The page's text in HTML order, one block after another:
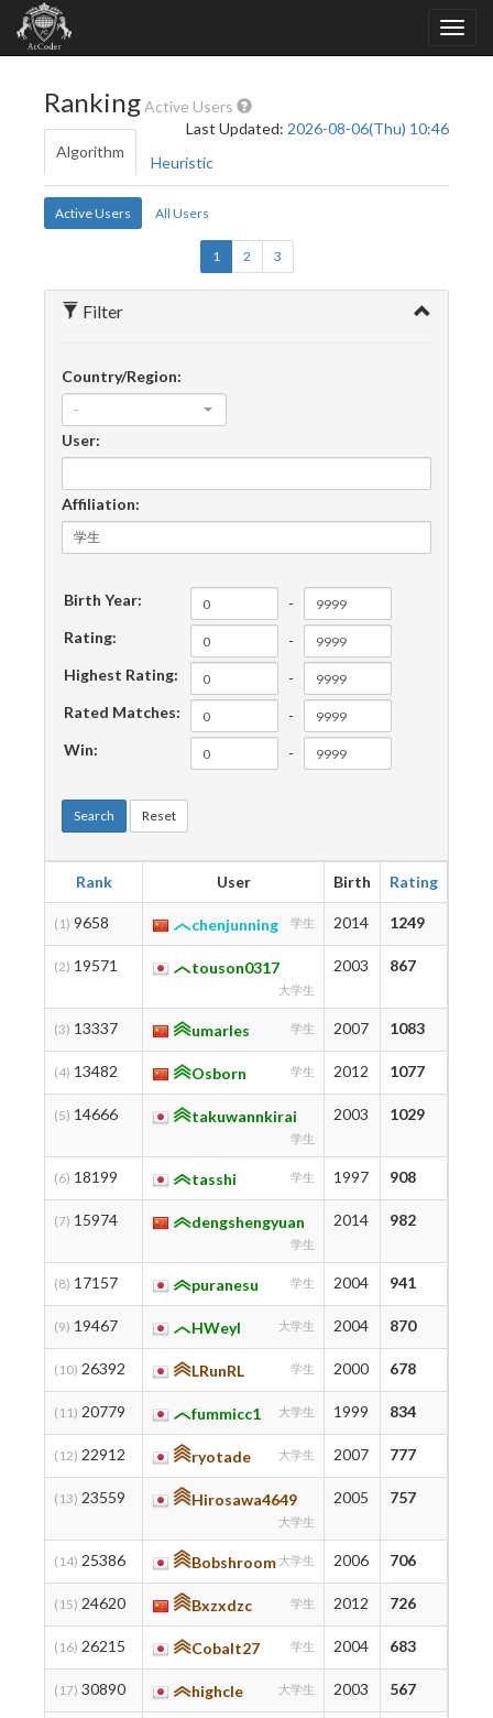
RankingActive Users
Last Updated: 2026-08-06(Thu) 10:46
Algorithm
Heuristic
Active Users All Users
1 2 3
Filter
Country/Region:
-
User:
Affiliation:
Birth Year:
-
Rating:
-
Highest Rating:
-
Rated Matches:
-
Win:
-
Search Reset
Rank User Birth Rating
(1) 9658 chenjunning 学生 2014 1249
(2) 19571 touson0317
大学生
2003 867
(3) 13337 umarles 学生 2007 1083
(4) 13482 Osborn 学生 2012 1077
(5) 14666 takuwannkirai
学生
2003 1029
(6) 18199 tasshi 学生 1997 908
(7) 15974 dengshengyuan
学生
2014 982
(8) 17157 puranesu 学生 2004 941
(9) 19467 HWeyl 大学生 2004 870
(10) 26392 LRunRL 学生 2000 678
(11) 20779 fummicc1 大学生 1999 834
(12) 22912 ryotade 大学生 2007 777
(13) 23559 Hirosawa4649
大学生
2005 757
(14) 25386 Bobshroom 大学生 2006 706
(15) 24620 Bxzxdzc 学生 2012 726
(16) 26215 Cobalt27 学生 2004 683
(17) 30890 highcle 大学生 2003 567